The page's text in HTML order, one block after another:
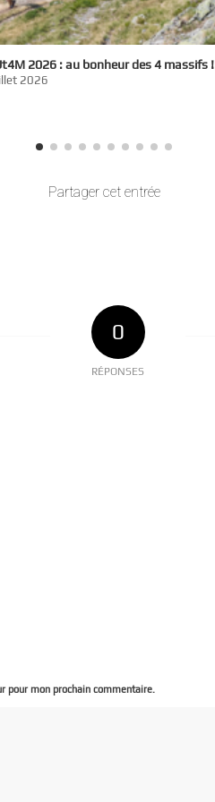
2026 : au bonheur des 4 massifs !
2026
Partager cet entrée
0
RÉPONSES
pour mon prochain commentaire.